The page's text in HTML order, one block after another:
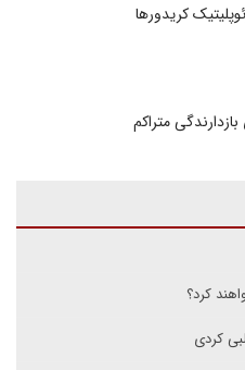
کریدورها
متراکم
کرد؟
کردی